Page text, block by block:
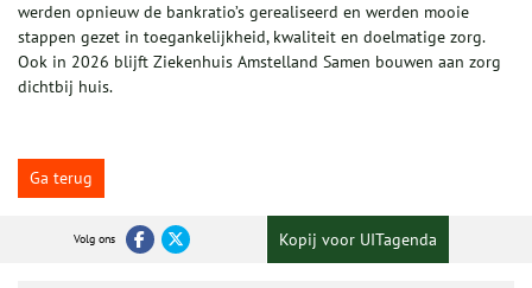
werden opnieuw de bankratio’s gerealiseerd en werden mooie
stappen gezet in toegankelijkheid, kwaliteit en doelmatige zorg.
Ook in 2026 blijft Ziekenhuis Amstelland Samen bouwen aan zorg
dichtbij huis.
Ga terug
Volg ons Kopij voor UITagenda